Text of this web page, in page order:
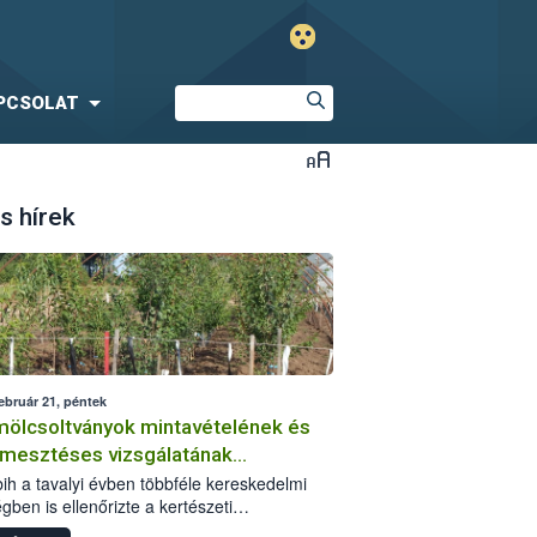
hírek
21, péntek
mintavételének és
vizsgálatának
a tavalyi évben többféle kereskedelmi
is ellenőrizte a kertészeti
Az adminisztratív szempontú